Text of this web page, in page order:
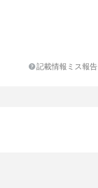
ミドプロピルベタイン、
テル、PPG-3カプリリル
記載情報ミス報告